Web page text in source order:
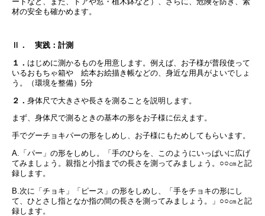
材の安全も確かめます。
Ⅱ． 実践：計測
１． はじめに測かるものを用意します。例えば、お子様が普段使って
いるおもちゃ箱や 絵本お絵描き帳などの、身近な用具がよいでしょ
う。（環境を整備）5分
２． 身体尺で大きさや長さを測ることを説明します。
まず、身体尺で測るときの基本の形をお子様に伝えます。
手でグーチョキパーの形をしめし、お子様にもためしてもらいます。
A.「パー」の形をしめし。「手のひらを、このようにいっぱいに広げ
てみましょう。親指と小指までの長さを測ってみましょう。○○㎝と記
録します。
B.次に「チョキ」「ピース」の形をしめし、「手をチョキの形にし
て、ひとさし指となか指の間の長さを測ってみましょう。」○○㎝と記
録します。